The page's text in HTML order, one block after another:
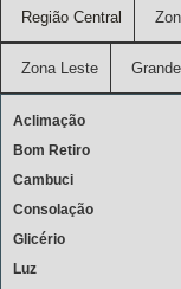
Região Central
Zona Leste
Aclimação
Bom Retiro
Cambuci
Consolação
Glicério
Luz